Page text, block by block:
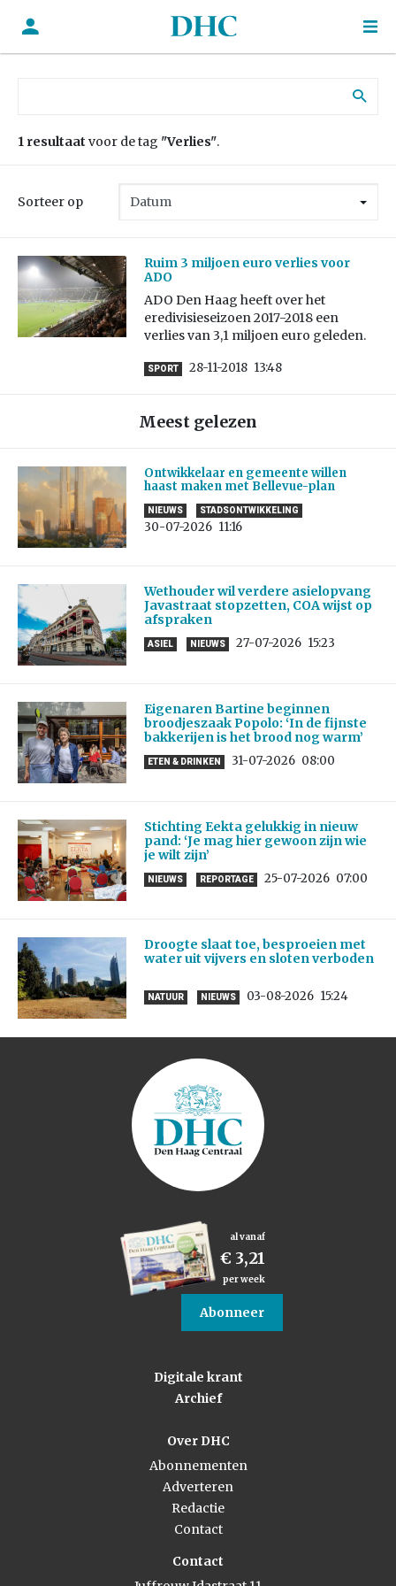
1 resultaat voor de tag "Verlies".
Sorteer op
Ruim 3 miljoen euro verlies voor
ADO
ADO Den Haag heeft over het
eredivisieseizoen 2017-2018 een
verlies van 3,1 miljoen euro geleden.
SPORT 28-11-2018 13:48
Meest gelezen
Ontwikkelaar en gemeente willen
haast maken met Bellevue-plan
NIEUWS STADSONTWIKKELING
30-07-2026 11:16
Wethouder wil verdere asielopvang
Javastraat stopzetten, COA wijst op
afspraken
ASIEL NIEUWS 27-07-2026 15:23
Eigenaren Bartine beginnen
broodjeszaak Popolo: ‘In de fijnste
bakkerijen is het brood nog warm’
ETEN & DRINKEN 31-07-2026 08:00
Stichting Eekta gelukkig in nieuw
pand: ‘Je mag hier gewoon zijn wie
je wilt zijn’
NIEUWS REPORTAGE 25-07-2026 07:00
Droogte slaat toe, besproeien met
water uit vijvers en sloten verboden
NATUUR NIEUWS 03-08-2026 15:24
al vanaf
€ 3,21
per week
Abonneer
Digitale krant
Archief
Over DHC
Abonnementen
Adverteren
Redactie
Contact
Contact